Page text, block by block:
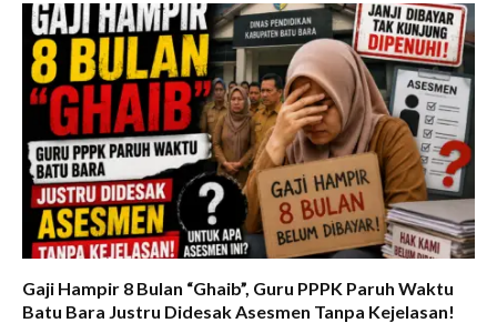
Gaji Hampir 8 Bulan “Ghaib”, Guru PPPK Paruh Waktu
Batu Bara Justru Didesak Asesmen Tanpa Kejelasan!